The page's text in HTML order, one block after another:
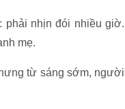
phải nhịn đói nhiều giờ.
mẹ.
từ sáng sớm, người